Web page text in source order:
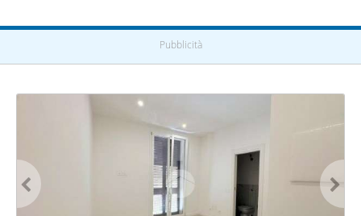
Pubblicità